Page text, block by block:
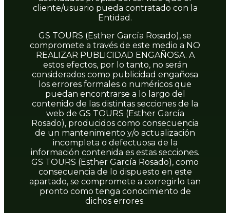
cliente/usuario pueda contratado con la
Entidad.
GS TOURS (Esther García Rosado), se
compromete a través de este medio a NO
REALIZAR PUBLICIDAD ENGAÑOSA. A
estos efectos, por lo tanto, no serán
considerados como publicidad engañosa
los errores formales o numéricos que
puedan encontrarse a lo largo del
contenido de las distintas secciones de la
web de GS TOURS (Esther García
Rosado), producidos como consecuencia
de un mantenimiento y/o actualización
incompleta o defectuosa de la
información contenida es estas secciones.
GS TOURS (Esther García Rosado), como
consecuencia de lo dispuesto en este
apartado, se compromete a corregirlo tan
pronto como tenga conocimiento de
dichos errores.